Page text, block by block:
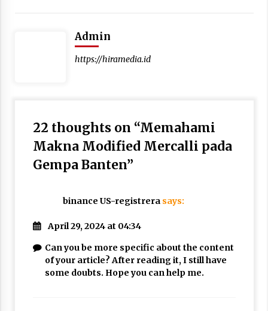
Admin
https://hiramedia.id
22 thoughts on “Memahami
Makna Modified Mercalli pada
Gempa Banten”
binance US-registrera says:
April 29, 2024 at 04:34
Can you be more specific about the content
of your article? After reading it, I still have
some doubts. Hope you can help me.